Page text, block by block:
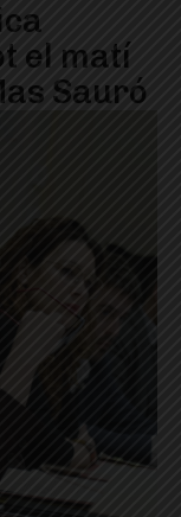
el matí
Sauró